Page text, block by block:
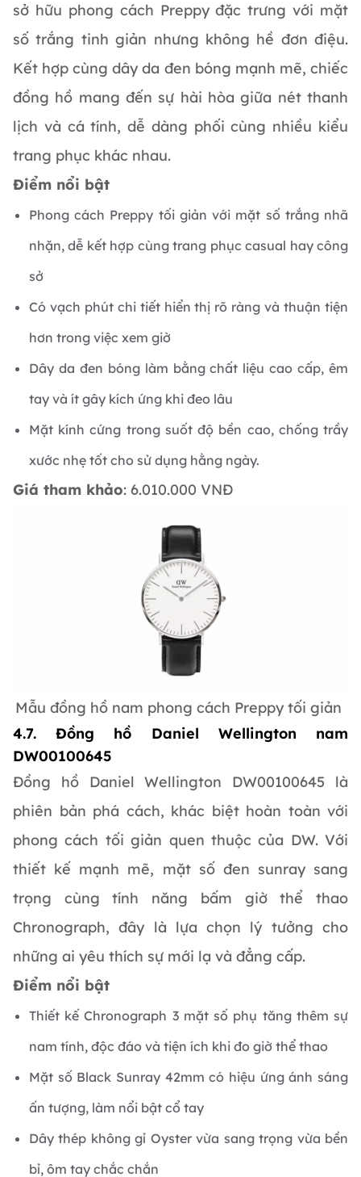
sở hữu phong cách Preppy đặc trưng với mặt
số trắng tinh giản nhưng không hề đơn điệu.
Kết hợp cùng dây da đen bóng mạnh mẽ, chiếc
đồng hồ mang đến sự hài hòa giữa nét thanh
lịch và cá tính, dễ dàng phối cùng nhiều kiểu
trang phục khác nhau.
Điểm nổi bật
Phong cách Preppy tối giản với mặt số trắng nhã
nhặn, dễ kết hợp cùng trang phục casual hay công
sở
Có vạch phút chi tiết hiển thị rõ ràng và thuận tiện
hơn trong việc xem giờ
Dây da đen bóng làm bằng chất liệu cao cấp, êm
tay và ít gây kích ứng khi đeo lâu
Mặt kính cứng trong suốt độ bền cao, chống trầy
xước nhẹ tốt cho sử dụng hằng ngày.
Giá tham khảo: 6.010.000 VNĐ
Mẫu đồng hồ nam phong cách Preppy tối giản
4.7. Đồng hồ Daniel Wellington nam
DW00100645
Đồng hồ Daniel Wellington DW00100645 là
phiên bản phá cách, khác biệt hoàn toàn với
phong cách tối giản quen thuộc của DW. Với
thiết kế mạnh mẽ, mặt số đen sunray sang
trọng cùng tính năng bấm giờ thể thao
Chronograph, đây là lựa chọn lý tưởng cho
những ai yêu thích sự mới lạ và đẳng cấp.
Điểm nổi bật
Thiết kế Chronograph 3 mặt số phụ tăng thêm sự
nam tính, độc đáo và tiện ích khi đo giờ thể thao
Mặt số Black Sunray 42mm có hiệu ứng ánh sáng
ấn tượng, làm nổi bật cổ tay
Dây thép không gỉ Oyster vừa sang trọng vừa bền
bỉ, ôm tay chắc chắn